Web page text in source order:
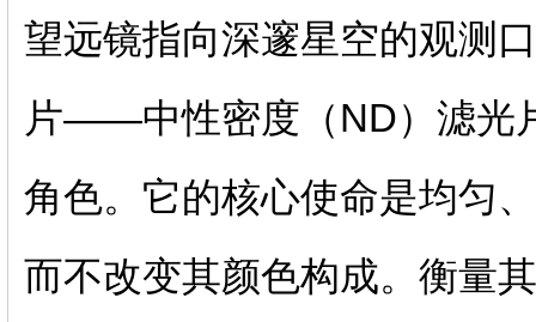
望远镜指向深邃星空的观测
片——中性密度（ND）滤光
角色。它的核心使命是均匀
而不改变其颜色构成。衡量